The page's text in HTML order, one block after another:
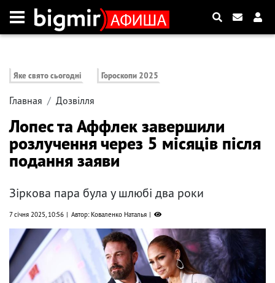
Яке свято сьогодні Гороскопи 2025
Главная Дозвілля
Лопес та Аффлек завершили
розлучення через 5 місяців після
подання заяви
Зіркова пара була у шлюбі два роки
7 січня 2025, 10:56 Автор: Коваленко Наталья